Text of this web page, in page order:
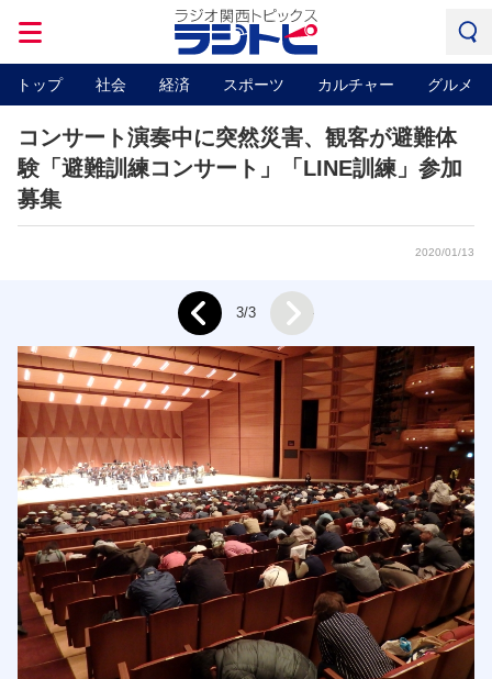
トップ 社会 経済 スポーツ カルチャー グルメ
コンサート演奏中に突然災害、観客が避難体
験「避難訓練コンサート」「LINE訓練」参加
募集
2020/01/13
Prev 3/3